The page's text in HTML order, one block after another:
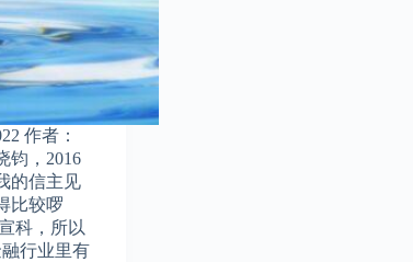
作者：
钧，2016
的信主见
比较啰
科，所以
行业里有